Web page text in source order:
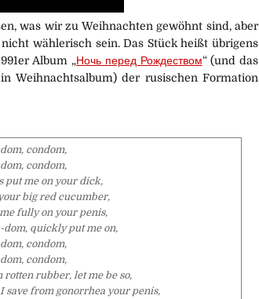
was wir zu Weihnachten gewöhnt sind, aber
wählerisch sein. Das Stück heißt übrigens
Album „Ночь перед Рождеством“ (und das
Weihnachtsalbum) der rusischen Formation
condom,
condom,
put me on your dick,
big red cucumber,
fully on your penis,
dom, quickly put me on,
condom,
condom,
rotten rubber, let me be so,
save from gonorrhea your penis,